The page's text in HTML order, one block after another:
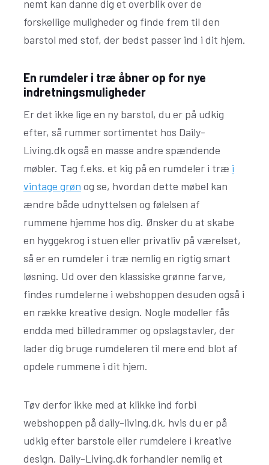
nemt kan danne dig et overblik over de
forskellige muligheder og finde frem til den
barstol med stof, der bedst passer ind i dit hjem.
En rumdeler i træ åbner op for nye
indretningsmuligheder
Er det ikke lige en ny barstol, du er på udkig
efter, så rummer sortimentet hos Daily-
Living.dk også en masse andre spændende
møbler. Tag f.eks. et kig på en rumdeler i træ i
vintage grøn og se, hvordan dette møbel kan
ændre både udnyttelsen og følelsen af
rummene hjemme hos dig. Ønsker du at skabe
en hyggekrog i stuen eller privatliv på værelset,
så er en rumdeler i træ nemlig en rigtig smart
løsning. Ud over den klassiske grønne farve,
findes rumdelerne i webshoppen desuden også i
en række kreative design. Nogle modeller fås
endda med billedrammer og opslagstavler, der
lader dig bruge rumdeleren til mere end blot af
opdele rummene i dit hjem.
Tøv derfor ikke med at klikke ind forbi
webshoppen på daily-living.dk, hvis du er på
udkig efter barstole eller rumdelere i kreative
design. Daily-Living.dk forhandler nemlig et